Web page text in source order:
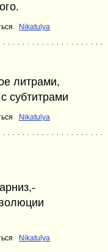
Nikatulya
литрами,
субтитрами
Nikatulya
Nikatulya